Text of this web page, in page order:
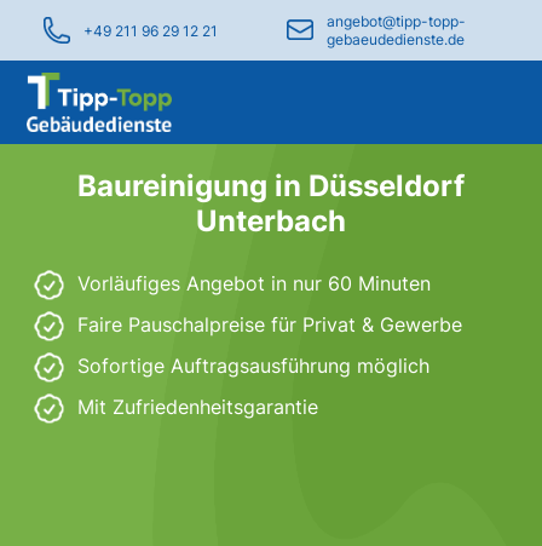
+49 211 96 29 12 21
angebot@tipp-topp-
gebaeudedienste.de
Baureinigung in Düsseldorf
Unterbach
Vorläufiges Angebot in nur 60 Minuten
Faire Pauschalpreise für Privat & Gewerbe
Sofortige Auftragsausführung möglich
Mit Zufriedenheitsgarantie